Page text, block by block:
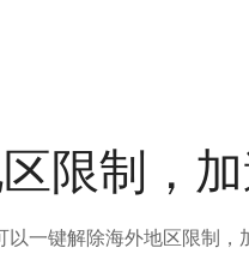
限制，
以一键解除海外地区限制